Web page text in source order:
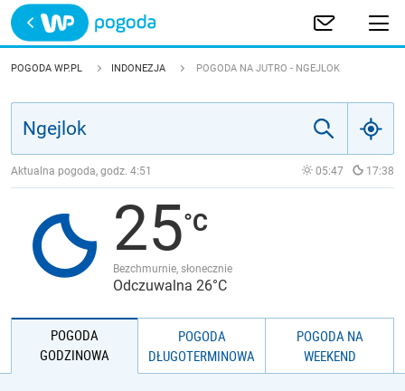
Trwa ładowanie
POLSKA
JAKOŚĆ POWIETRZA
POGODA WP.PL INDONEZJA POGODA NA JUTRO - NGEJLOK
Aktualna pogoda, godz. 4:51 05:47 17:38
25
Bezchmurnie, słonecznie
Odczuwalna 26°C
POGODA
GODZINOWA
POGODA
DŁUGOTERMINOWA
POGODA NA
WEEKEND